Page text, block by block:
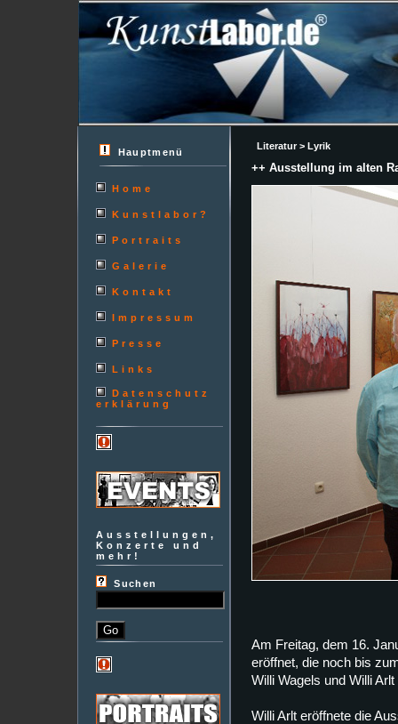
Hauptmenü
Home
Kunstlabor?
Portraits
Galerie
Kontakt
Impressum
Presse
Links
Datenschutz
erklärung
Ausstellungen,
Konzerte und
mehr!
Suchen
Literatur > Lyrik
++ Ausstellung im alten
Am Freitag, dem 16.
eröffnet, die noch bis
Willi Wagels und Willi
Willi Arlt eröffnete die